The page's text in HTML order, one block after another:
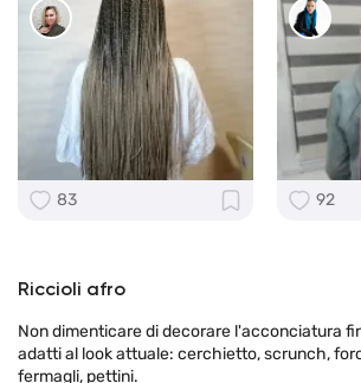
83 92
Riccioli afro
Non dimenticare di decorare l'acconciatura
adatti al look attuale: cerchietto, scrunch,
fermagli, pettini.